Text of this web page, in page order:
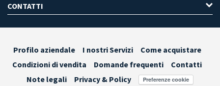
CONTATTI
Profilo aziendale I nostri Servizi
Come acquistare
Condizioni di vendita
Domande frequenti
Contatti
Note legali
Privacy & Policy Preferenze cookie